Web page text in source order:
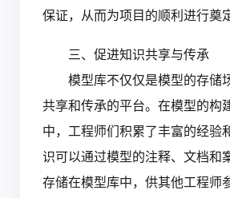
保证，从而为项目的顺利进行奠
三、促进知识共享与传承
模型库不仅仅是模型的存储
共享和传承的平台。在模型的构
中，工程师们积累了丰富的经验
识可以通过模型的注释、文档和
存储在模型库中，供其他工程师